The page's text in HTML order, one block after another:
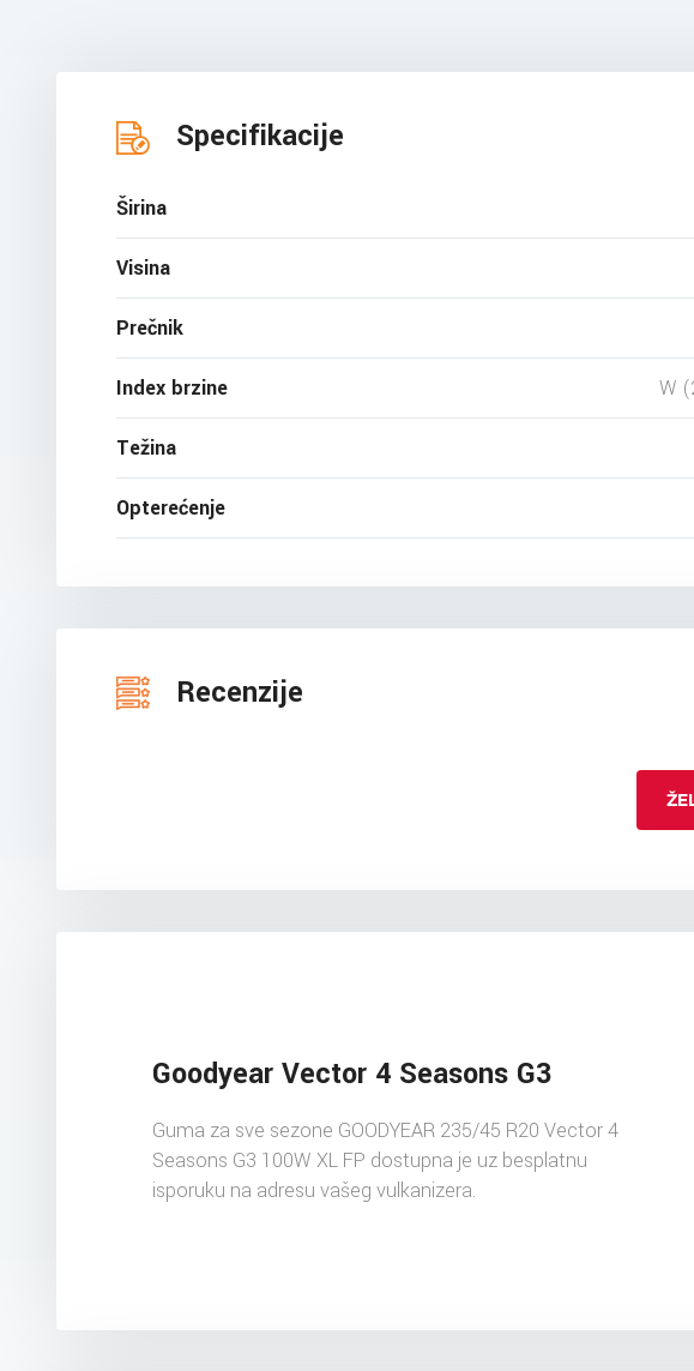
Specifikacije
Širina
Visina
Prečnik
Index brzine W
Težina
Opterećenje
Recenzije
Goodyear Vector 4 Seasons G3
Guma za sve sezone GOODYEAR 235/45 R20 Vector 4
Seasons G3 100W XL FP dostupna je uz besplatnu
isporuku na adresu vašeg vulkanizera.